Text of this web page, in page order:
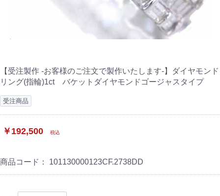
【受注製作 -お客様のご注文で製作いたします-】ダイヤモンド
リング(指輪)1ct バケットダイヤモンドゴージャスタイプ
受注商品
￥192,500 税込
商品コード： 101130000123CF.2738DD